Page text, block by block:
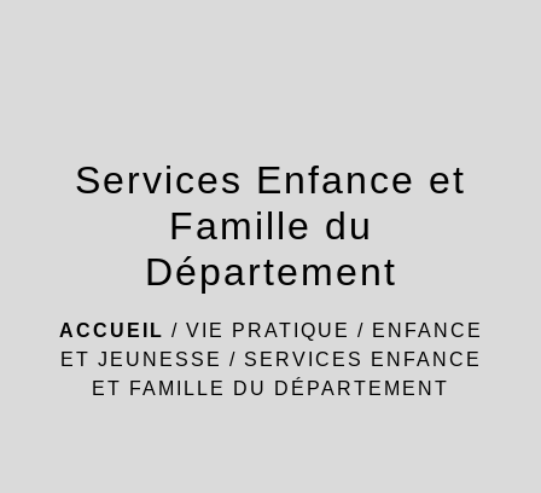
Services Enfance et
Famille du
Département
ACCUEIL / VIE PRATIQUE / ENFANCE
ET JEUNESSE / SERVICES ENFANCE
ET FAMILLE DU DÉPARTEMENT